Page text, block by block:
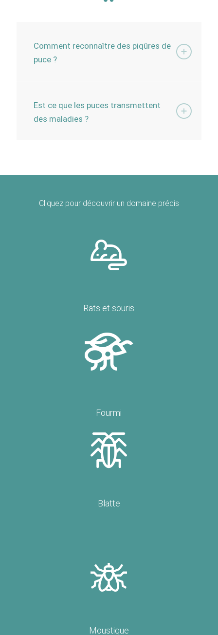
Comment reconnaître des piqûres de
puce ?
Est ce que les puces transmettent
des maladies ?
Cliquez pour découvrir un domaine précis
Rats et souris
Fourmi
Blatte
Moustique